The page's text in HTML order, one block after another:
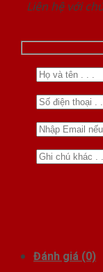
Liên hệ với
Đánh giá (0)